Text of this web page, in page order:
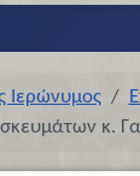
Ιερώνυμος
κ.